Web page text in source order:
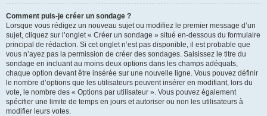
Comment puis-je créer un sondage ?
Lorsque vous rédigez un nouveau sujet ou modifiez le premier message d’un
sujet, cliquez sur l’onglet « Créer un sondage » situé en-dessous du formulaire
principal de rédaction. Si cet onglet n’est pas disponible, il est probable que
vous n’ayez pas la permission de créer des sondages. Saisissez le titre du
sondage en incluant au moins deux options dans les champs adéquats,
chaque option devant être insérée sur une nouvelle ligne. Vous pouvez définir
le nombre d’options que les utilisateurs peuvent insérer en modifiant, lors du
vote, le nombre des « Options par utilisateur ». Vous pouvez également
spécifier une limite de temps en jours et autoriser ou non les utilisateurs à
modifier leurs votes.